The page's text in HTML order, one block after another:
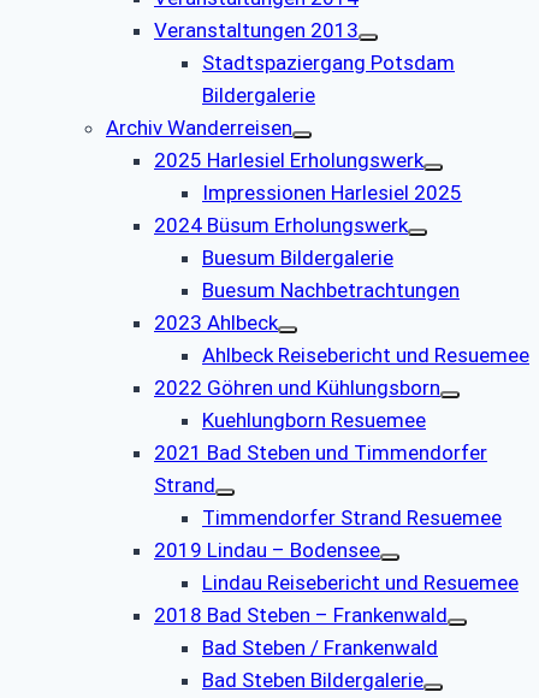
Veranstaltungen 2013
Stadtspaziergang Potsdam
Bildergalerie
Archiv Wanderreisen
2025 Harlesiel Erholungswerk
Impressionen Harlesiel 2025
2024 Büsum Erholungswerk
Buesum Bildergalerie
Buesum Nachbetrachtungen
2023 Ahlbeck
Ahlbeck Reisebericht und Resuemee
2022 Göhren und Kühlungsborn
Kuehlungborn Resuemee
2021 Bad Steben und Timmendorfer
Strand
Timmendorfer Strand Resuemee
2019 Lindau – Bodensee
Lindau Reisebericht und Resuemee
2018 Bad Steben – Frankenwald
Bad Steben / Frankenwald
Bad Steben Bildergalerie